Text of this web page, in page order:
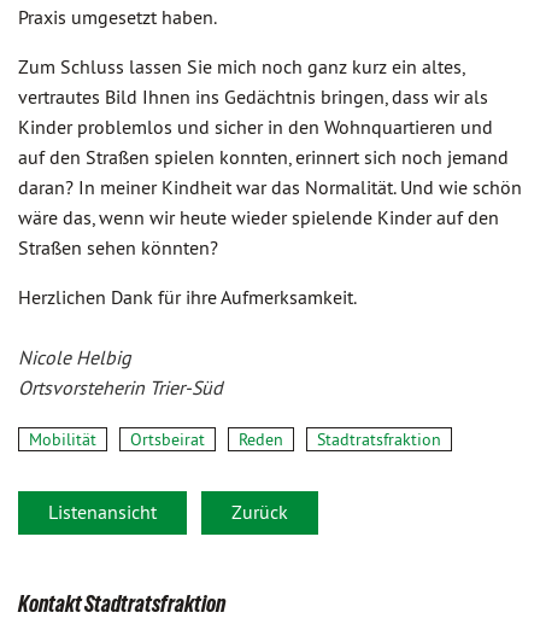
Praxis umgesetzt haben.
Zum Schluss lassen Sie mich noch ganz kurz ein altes,
vertrautes Bild Ihnen ins Gedächtnis bringen, dass wir als
Kinder problemlos und sicher in den Wohnquartieren und
auf den Straßen spielen konnten, erinnert sich noch jemand
daran? In meiner Kindheit war das Normalität. Und wie schön
wäre das, wenn wir heute wieder spielende Kinder auf den
Straßen sehen könnten?
Herzlichen Dank für ihre Aufmerksamkeit.
Nicole Helbig
Ortsvorsteherin Trier-Süd
Mobilität Ortsbeirat Reden Stadtratsfraktion
Listenansicht Zurück
Kontakt Stadtratsfraktion